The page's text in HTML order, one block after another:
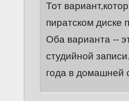
Тот
пиратском диске
Оба варианта --
студийной
года в домашней